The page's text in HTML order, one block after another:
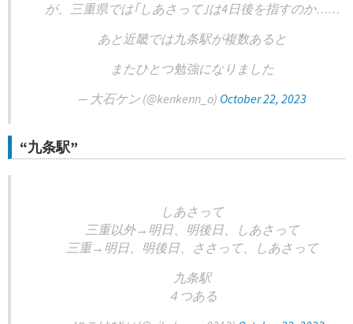
が、三重県では｢しあさって｣は4日後を指すのか……
あと近畿では九条駅が複数あると
またひとつ勉強になりました
— 大石ケン (@kenkenn_o) October 22, 2023
“九条駅”
しあさって
三重以外→明日、明後日、しあさって
三重→明日、明後日、ささって、しあさって
九条駅
４つある